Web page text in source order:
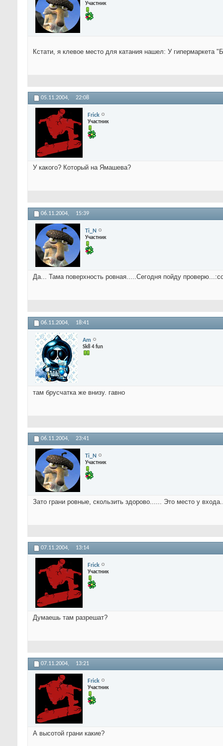
Участник
Кстати, я клевое место для катания нашел: У гипермаркета
05.11.2004, 22:08
Frick
Участник
У какого? Который на Ямашева?
06.11.2004, 15:39
Ti_N
Участник
Да... Тама поверхность ровная.....Сегодня пойду
06.11.2004, 18:41
Am
Sk8 4 fun
там брусчатка же внизу. гавно
06.11.2004, 23:41
Ti_N
Участник
Зато грани ровные, скользить здорово...... Это место у
07.11.2004, 13:14
Frick
Участник
Думаешь там разрешат?
07.11.2004, 13:21
Frick
Участник
А высотой грани какие?